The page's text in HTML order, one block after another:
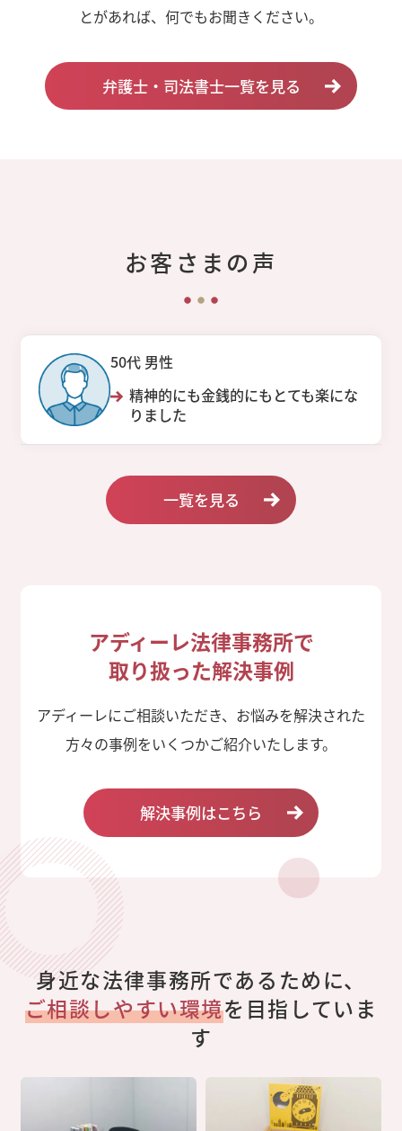
とがあれば、何でもお聞きください。
弁護士・司法書士一覧を見る
お客さまの声
50代 男性
精神的にも金銭的にもとても楽にな
りました
一覧を見る
アディーレ法律事務所で
取り扱った解決事例
アディーレにご相談いただき、お悩みを解決された
方々の事例をいくつかご紹介いたします。
解決事例はこちら
身近な法律事務所であるために、
ご相談しやすい環境を目指していま
す